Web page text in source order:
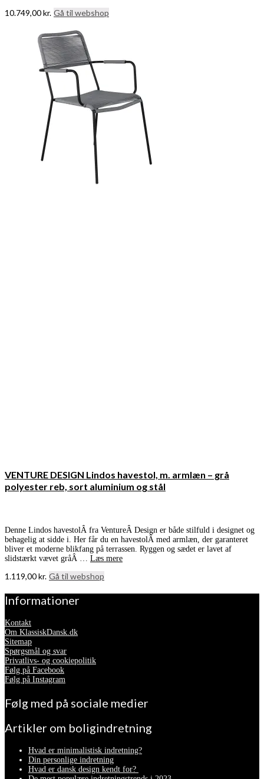
10.749,00kr. Gå til webshop
VENTURE DESIGN Lindos havestol, m. armlæn – grå
polyester reb, sort aluminium og stål
Denne Lindos havestolÂ fra VentureÂ Design er både stilfuld i designet og
behagelig at sidde i. Her får du en havestolÂ med armlæn, der garanteret
bliver et moderne blikfang på terrassen. Ryggen og sædet er lavet af
slidstærkt vævet gråÂ … Læs mere
1.119,00kr. Gå til webshop
Informationer
Kontakt
Om KlassiskDansk.dk
Sitemap
Spørgsmål og svar
Privatlivs- og cookiepolitik
Følg på Facebook
Følg på Instagram
Følg med på sociale medier
Artikler om boligindretning
Hvad er minimalistisk indretning?
Din personlige indretning
Hvad er dansk design kendt for?